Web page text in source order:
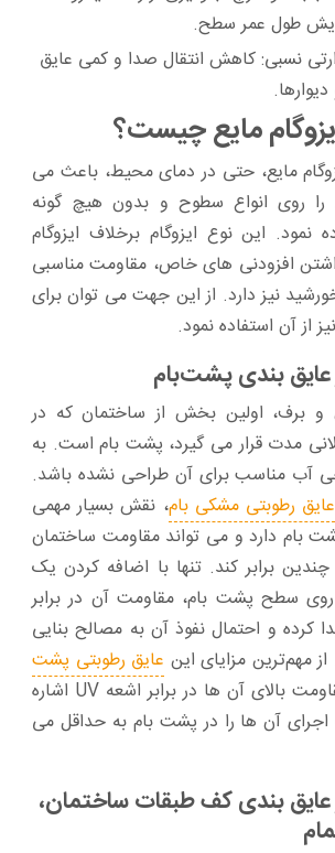
طول عمر سطح.
نسبی:کاهش انتقال صدا و کمی عایق
مایع چیست؟
مایع، حتی در دمای محیط، باعث می‌
را روی انواع سطوح و بدون هیچ گونه
نمود. این نوع ایزوگام برخلاف ایزوگام
افزودنی‌ های خاص، مقاومت مناسبی
نیز دارد. از این جهت می‌ توان برای
از آن استفاده نمود.
عایق‌ بندی پشت‌بام‌
و برف، اولین بخش از ساختمان که در
مدت قرار می‌ گیرد، پشت بام است. به
مناسب برای آن طراحی نشده باشد.
عایق رطوبتی مشکی بام، نقش بسیار مهمی
بام دارد و می‌ تواند مقاومت ساختمان
چندین برابر کند. تنها با اضافه کردن یک
روی سطح پشت بام، مقاومت آن در برابر
کرده و احتمال نفوذ آن به مصالح بنایی
مهم‌ترین مزایای این عایق رطوبتی پشت
، می‌توان به مقاومت بالای آن‌ ها در برابر اشعه UV اشاره
آن‌ ها را در پشت بام به حداقل می‌
عایق‌ بندی کف طبقات ساختمان،